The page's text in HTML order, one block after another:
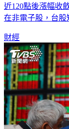
近120點後漲幅收
在非電子股，台股
財經